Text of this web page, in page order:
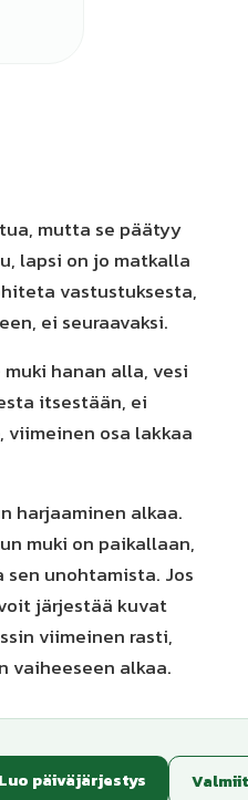
mutta se päätyy
lapsi on jo matkalla
vastustuksesta,
ei seuraavaksi.
hanan alla, vesi
itsestään, ei
viimeinen osa lakkaa
harjaaminen alkaa.
muki on paikallaan,
unohtamista. Jos
järjestää kuvat
viimeinen rasti,
vaiheeseen alkaa.
Luo päiväjärjestys